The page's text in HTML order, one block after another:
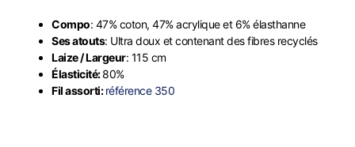
Compo: 47% coton, 47% acrylique et 6% élasthanne
Ses atouts: Ultra doux et contenant des fibres recyclés
Laize / Largeur: 115 cm
Élasticité:80%
Fil assorti:référence 350